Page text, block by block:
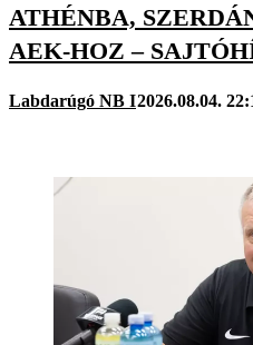
ATHÉNBA,
AEK-HOZ –
Labdarúgó NB I2026.08.04.